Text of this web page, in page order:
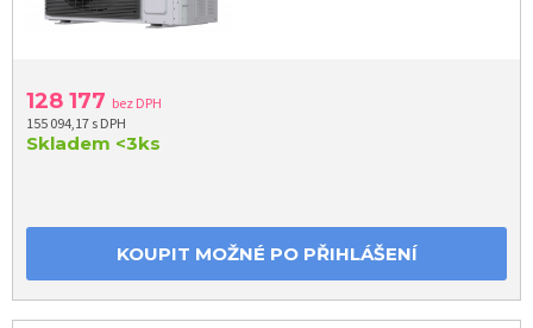
128 177 bez DPH
155 094,17 s DPH
Skladem <3ks
KOUPIT MOŽNÉ PO PŘIHLÁŠENÍ